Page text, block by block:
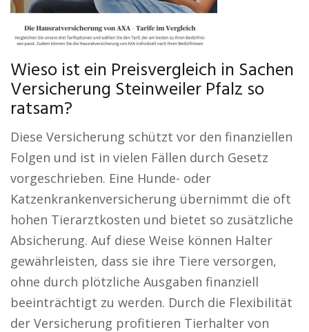
Wieso ist ein Preisvergleich in Sachen
Versicherung Steinweiler Pfalz so
ratsam?
Diese Versicherung schützt vor den finanziellen
Folgen und ist in vielen Fällen durch Gesetz
vorgeschrieben. Eine Hunde- oder
Katzenkrankenversicherung übernimmt die oft
hohen Tierarztkosten und bietet so zusätzliche
Absicherung. Auf diese Weise können Halter
gewährleisten, dass sie ihre Tiere versorgen,
ohne durch plötzliche Ausgaben finanziell
beeinträchtigt zu werden. Durch die Flexibilität
der Versicherung profitieren Tierhalter von